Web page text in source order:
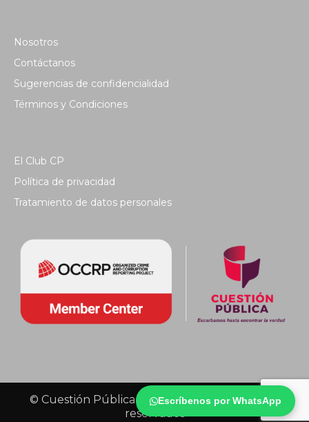
Escríbenos por WhatsApp
Nosotros
Contáctanos
Sugerencias de confidencialidad
Términos y Condiciones
El Club CP
Política de privacidad
Tratamiento de datos personales
© Cuestión Pública 2018 - Todos los derechos
reservados